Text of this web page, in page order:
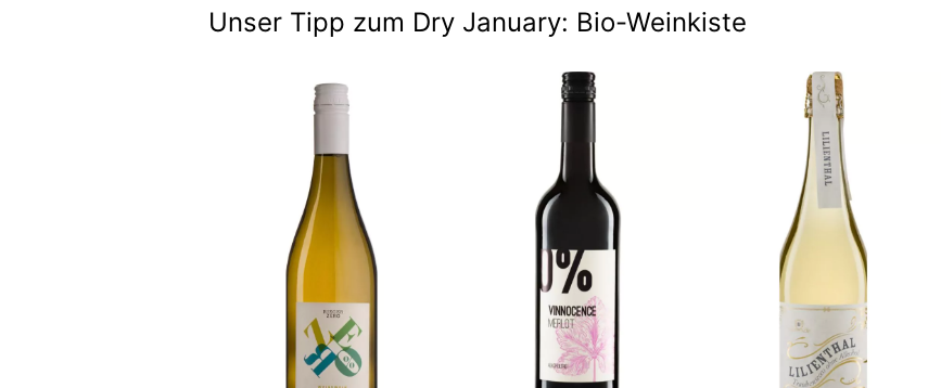
Unser Tipp zum Dry January: Bio-Weinkiste